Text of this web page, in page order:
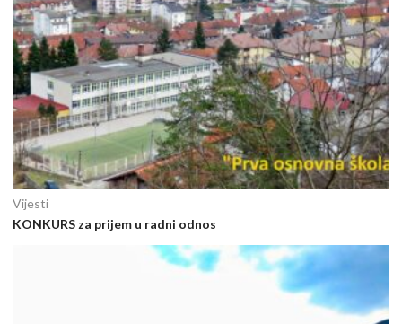
Vijesti
KONKURS za prijem u radni odnos